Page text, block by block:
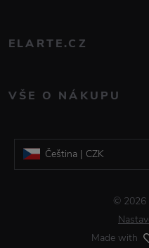
776 081 000
ELARTE.CZ
Kontakt
Galerie DioArt
VŠE O NÁKUPU
Reklamace a vrácení zboží
Obchodní podmínky
Čeština | CZK
© 2026
Made with